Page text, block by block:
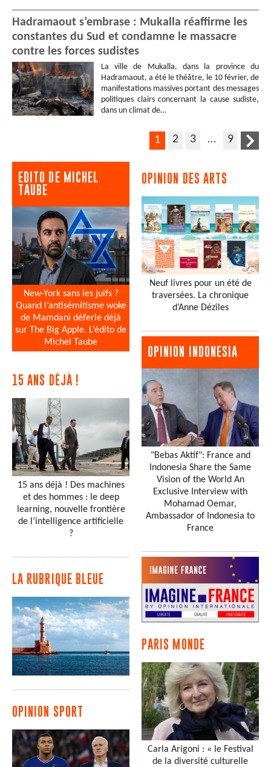
Hadramaout s’embrase : Mukalla réaffirme les
constantes du Sud et condamne le massacre
contre les forces sudistes
La ville de Mukalla, dans la province du
Hadramaout, a été le théâtre, le 10 février, de
manifestations massives portant des messages
politiques clairs concernant la cause sudiste,
dans un climat de…
1 2 3 … 9
EDITO DE MICHEL
TAUBE
New-York sans les juifs ?
Quand l’antisémitisme woke
de Mamdani déferle déjà
sur The Big Apple. L’édito de
Michel Taube
15 ANS DÉJÀ !
15 ans déjà ! Des machines
et des hommes : le deep
learning, nouvelle frontière
de l’intelligence artificielle
?
LA RUBRIQUE BLEUE
OPINION SPORT
OPINION DES ARTS
Neuf livres pour un été de
traversées. La chronique
d’Anne Dézîles
OPINION INDONESIA
"Bebas Aktif": France and
Indonesia Share the Same
Vision of the World An
Exclusive Interview with
Mohamad Oemar,
Ambassador of Indonesia to
France
PARIS MONDE
Carla Arigoni : « le Festival
de la diversité culturelle